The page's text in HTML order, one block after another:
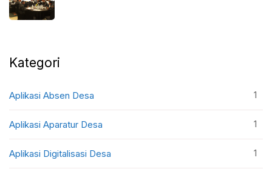
Kategori
Aplikasi Absen Desa 1
Aplikasi Aparatur Desa 1
Aplikasi Digitalisasi Desa 1